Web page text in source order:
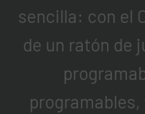
sencilla: con el
de un ratón de
programables,